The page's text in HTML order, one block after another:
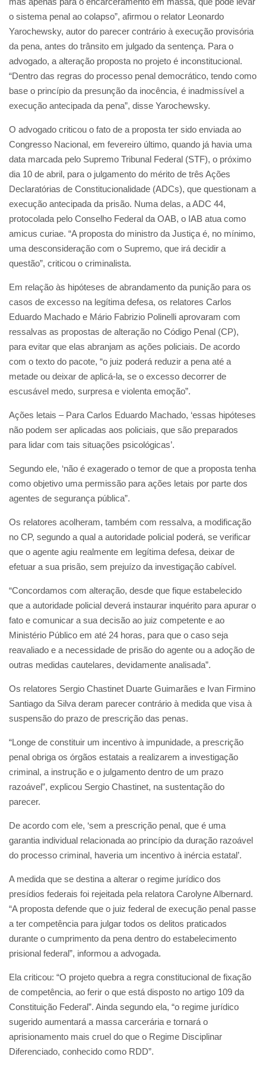
o sistema penal ao colapso”, afirmou o relator Leonardo
Yarochewsky, autor do parecer contrário à execução provisória
da pena, antes do trânsito em julgado da sentença. Para o
advogado, a alteração proposta no projeto é inconstitucional.
“Dentro das regras do processo penal democrático, tendo como
base o princípio da presunção da inocência, é inadmissível a
execução antecipada da pena”, disse Yarochewsky.
O advogado criticou o fato de a proposta ter sido enviada ao
Congresso Nacional, em fevereiro último, quando já havia uma
data marcada pelo Supremo Tribunal Federal (STF), o próximo
dia 10 de abril, para o julgamento do mérito de três Ações
Declaratórias de Constitucionalidade (ADCs), que questionam a
execução antecipada da prisão. Numa delas, a ADC 44,
protocolada pelo Conselho Federal da OAB, o IAB atua como
amicus curiae. “A proposta do ministro da Justiça é, no mínimo,
uma desconsideração com o Supremo, que irá decidir a
questão”, criticou o criminalista.
Em relação às hipóteses de abrandamento da punição para os
casos de excesso na legítima defesa, os relatores Carlos
Eduardo Machado e Mário Fabrizio Polinelli aprovaram com
ressalvas as propostas de alteração no Código Penal (CP),
para evitar que elas abranjam as ações policiais. De acordo
com o texto do pacote, “o juiz poderá reduzir a pena até a
metade ou deixar de aplicá-la, se o excesso decorrer de
escusável medo, surpresa e violenta emoção”.
Ações letais – Para Carlos Eduardo Machado, ‘essas hipóteses
não podem ser aplicadas aos policiais, que são preparados
para lidar com tais situações psicológicas’.
Segundo ele, ‘não é exagerado o temor de que a proposta tenha
como objetivo uma permissão para ações letais por parte dos
agentes de segurança pública”.
Os relatores acolheram, também com ressalva, a modificação
no CP, segundo a qual a autoridade policial poderá, se verificar
que o agente agiu realmente em legítima defesa, deixar de
efetuar a sua prisão, sem prejuízo da investigação cabível.
“Concordamos com alteração, desde que fique estabelecido
que a autoridade policial deverá instaurar inquérito para apurar o
fato e comunicar a sua decisão ao juiz competente e ao
Ministério Público em até 24 horas, para que o caso seja
reavaliado e a necessidade de prisão do agente ou a adoção de
outras medidas cautelares, devidamente analisada”.
Os relatores Sergio Chastinet Duarte Guimarães e Ivan Firmino
Santiago da Silva deram parecer contrário à medida que visa à
suspensão do prazo de prescrição das penas.
“Longe de constituir um incentivo à impunidade, a prescrição
penal obriga os órgãos estatais a realizarem a investigação
criminal, a instrução e o julgamento dentro de um prazo
razoável”, explicou Sergio Chastinet, na sustentação do
parecer.
De acordo com ele, ‘sem a prescrição penal, que é uma
garantia individual relacionada ao princípio da duração razoável
do processo criminal, haveria um incentivo à inércia estatal’.
A medida que se destina a alterar o regime jurídico dos
presídios federais foi rejeitada pela relatora Carolyne Albernard.
“A proposta defende que o juiz federal de execução penal passe
a ter competência para julgar todos os delitos praticados
durante o cumprimento da pena dentro do estabelecimento
prisional federal”, informou a advogada.
Ela criticou: “O projeto quebra a regra constitucional de fixação
de competência, ao ferir o que está disposto no artigo 109 da
Constituição Federal”. Ainda segundo ela, “o regime jurídico
sugerido aumentará a massa carcerária e tornará o
aprisionamento mais cruel do que o Regime Disciplinar
Diferenciado, conhecido como RDD”.